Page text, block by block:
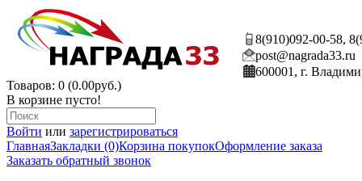
8(910)092-00-58,
post@nagrada33.ru
600001, г.
Товаров: 0 (0.00руб.)
В корзине пусто!
Войти или зарегистрироваться
ГлавнаяЗакладки (0)Корзина покупокОформление заказа
Заказать обратный звонок